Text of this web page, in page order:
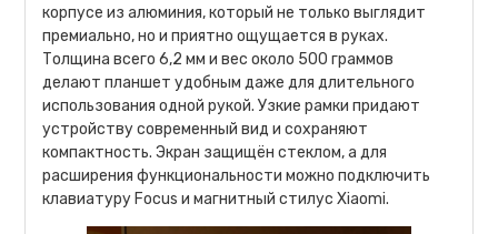
корпусе из алюминия, который не только выглядит
премиально, но и приятно ощущается в руках.
Толщина всего 6,2 мм и вес около 500 граммов
делают планшет удобным даже для длительного
использования одной рукой. Узкие рамки придают
устройству современный вид и сохраняют
компактность. Экран защищён стеклом, а для
расширения функциональности можно подключить
клавиатуру Focus и магнитный стилус Xiaomi.